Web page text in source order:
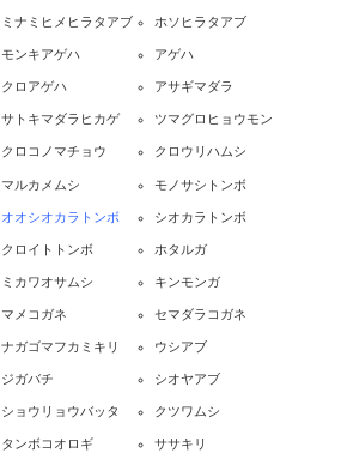
ミナミヒメヒラタアブ ホソヒラタアブ
モンキアゲハ アゲハ
クロアゲハ アサギマダラ
サトキマダラヒカゲ ツマグロヒョウモン
クロコノマチョウ クロウリハムシ
マルカメムシ モノサシトンボ
オオシオカラトンボ シオカラトンボ
クロイトトンボ ホタルガ
ミカワオサムシ キンモンガ
マメコガネ セマダラコガネ
ナガゴマフカミキリ ウシアブ
ジガバチ シオヤアブ
ショウリョウバッタ クツワムシ
タンボコオロギ ササキリ